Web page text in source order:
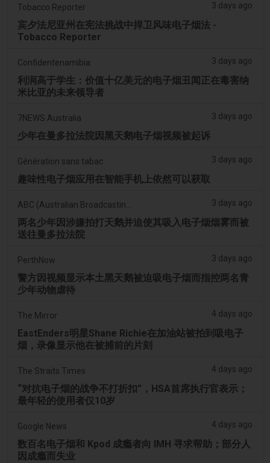
Tobacco Reporter 3 days ago
宾夕法尼亚州在宪法挑战中捍卫风味电子烟法 -
Tobacco Reporter
Confidentenamibia 3 days ago
利润高于学生：价值十亿美元的电子烟丑闻正在毒害纳
米比亚的未来领导者
7NEWS Australia 3 days ago
少年在曼多拉法院因黑天鹅电子烟视频被起诉
Génération sans tabac 3 days ago
趣味性电子烟应用在智能手机上依然可以获取
3 days ago
两名少年因涉嫌拍打天鹅并迫使其吸入电子烟烟雾而被
送往曼多拉法院
PerthNow 3 days ago
警方因视频显示本土黑天鹅被迫吸电子烟而指控两名青
少年动物虐待
The Mirror 4 days ago
EastEnders明星Shane Richie在加油站被拍到吸电子
烟，录像显示他在被捕前的片刻
The Straits Times 4 days ago
“对抗电子烟的战争不打折扣”，HSA首席执行官表示；
最年轻的使用者仅10岁
Google News 4 days ago
数百名电子烟和 Kpod 成瘾者向 IMH 寻求帮助；部分人
因成瘾而失业